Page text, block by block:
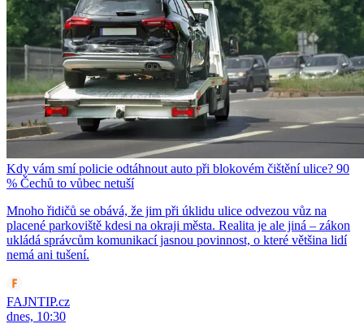
Kdy vám smí policie odtáhnout auto při blokovém čištění ulice? 90
% Čechů to vůbec netuší
Mnoho řidičů se obává, že jim při úklidu ulice odvezou vůz na
placené parkoviště kdesi na okraji města. Realita je ale jiná – zákon
ukládá správcům komunikací jasnou povinnost, o které většina lidí
nemá ani tušení.
FAJNTIP.cz
dnes, 10:30